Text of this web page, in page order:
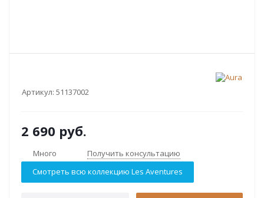
Артикул: 51137002
2 690 руб.
Много
Получить консультацию
Смотреть всю коллекцию Les Aventures